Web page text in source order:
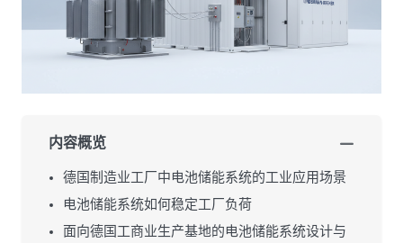
内容概览
德国制造业工厂中电池储能系统的工业应用场景
电池储能系统如何稳定工厂负荷
面向德国工商业生产基地的电池储能系统设计与